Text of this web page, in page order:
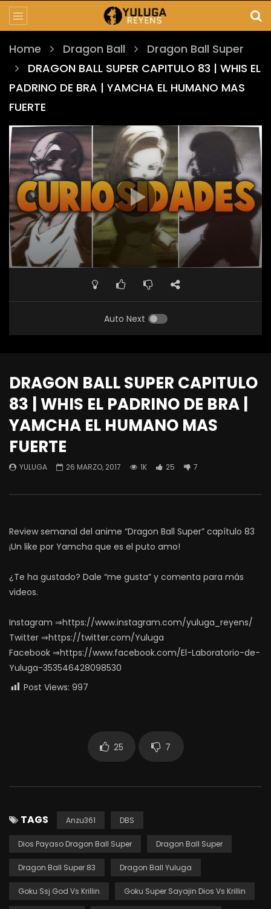
Home Dragon Ball
Dragon Ball Super
DRAGON BALL SUPER CAPITULO 83 | WHIS EL
PADRINO DE BRA | YAMCHA EL HUMANO MAS
FUERTE
Auto Next
DRAGON BALL SUPER CAPITULO
83 | WHIS EL PADRINO DE BRA |
YAMCHA EL HUMANO MAS
FUERTE
YULUGA 26 MARZO, 2017 1K 25 7
Review semanal del anime “Dragon Ball Super” capítulo 83
¡Un like por Yamcha que es el puto amo!
¿Te ha gustado? Dale “me gusta” y comenta para más
videos.
Instagram ⇒https://www.instagram.com/yuluga_reyens/
Twitter ⇒https://twitter.com/Yuluga
Facebook ⇒https://www.facebook.com/El-Laboratorio-de-
Yuluga-353546428098530
Post Views: 997
25 7
TAGS Anzu361 DBS
Dios Payaso Dragon Ball Super Dragon Ball Super
Dragon Ball Super 83 Dragon Ball Yuluga
Goku Ssj God Vs Krillin Goku Super Sayajin Dios Vs Krillin